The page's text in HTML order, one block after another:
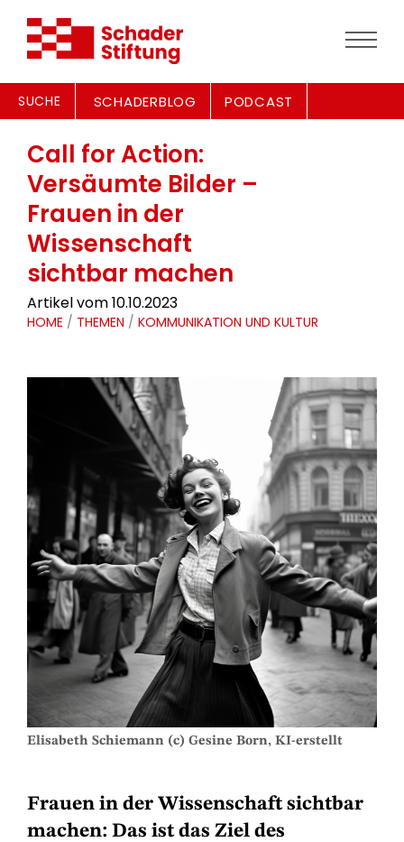
SUCHE SCHADERBLOG PODCAST
Call for Action:
Versäumte Bilder –
Frauen in der
Wissenschaft
sichtbar machen
Artikel vom 10.10.2023
HOME / THEMEN / KOMMUNIKATION UND KULTUR
Elisabeth Schiemann (c) Gesine Born, KI-erstellt
Frauen in der Wissenschaft sichtbar
machen: Das ist das Ziel des